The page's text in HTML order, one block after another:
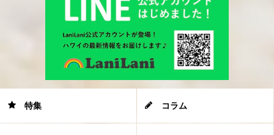
特集 コラム